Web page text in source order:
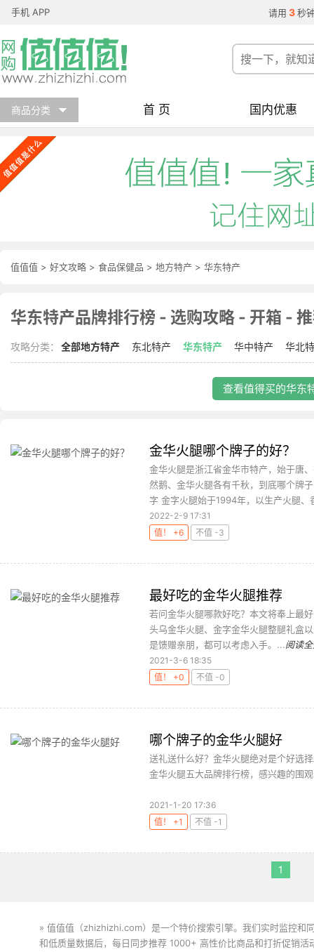
手机 APP 请用 3 秒
商品分类 首 页 国内优惠
值值值 > 好文攻略 > 食品保健品 > 地方特产 > 华东特产
华东特产品牌排行榜 - 选购攻略 - 开箱 -
攻略分类： 全部地方特产 东北特产 华东特产 华中特产 华北
查看值得买的华东
金华火腿哪个牌子的好？
金华火腿是浙江省金华市特产，始于唐
然鹅、金华火腿各有千秋，到底哪个牌
字 金字火腿始于1994年，以生产火腿、
2022-2-9 17:31
值！ +6
不值 -3
最好吃的金华火腿推荐
若问金华火腿哪款好吃？本文将奉上最
头乌金华火腿、金字金华火腿整腿礼盒
是馈赠亲朋，都可以考虑入手。...阅读
2021-3-6 18:35
值！ +0
不值 -0
哪个牌子的金华火腿好
送礼送什么好？金华火腿绝对是个好选
金华火腿五大品牌排行榜，感兴趣的围
2021-1-20 17:36
值！ +1
不值 -1
1
» 值值值（zhizhizhi.com）是一个特价搜索引擎。我们实时监控和
和低质量数据后，每日同步推荐 1000+ 高性价比商品和打折促销